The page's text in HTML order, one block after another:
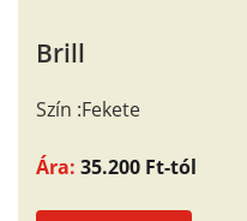
Brill
Szín :Fekete
Ára: 35.200 Ft-tól